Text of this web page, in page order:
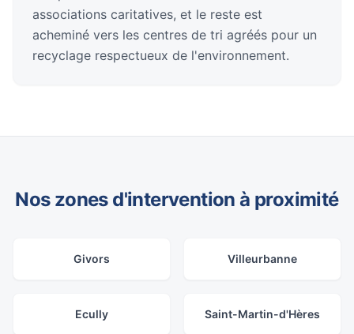
associations caritatives, et le reste est
acheminé vers les centres de tri agréés pour un
recyclage respectueux de l'environnement.
Nos zones d'intervention à proximité
Givors Villeurbanne
Ecully Saint-Martin-d'Hères